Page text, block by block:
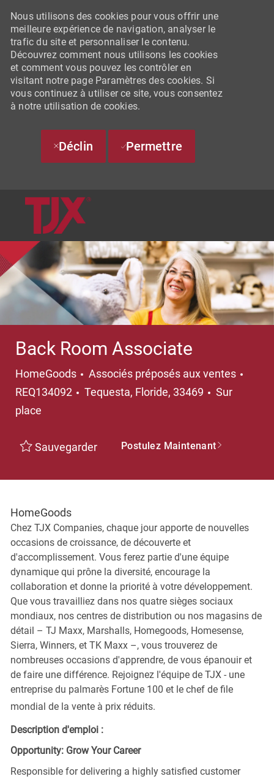
SKIP TO MAIN CONTENT
Nous utilisons des cookies pour vous offrir une
meilleure expérience de navigation, analyser le
trafic du site et personnaliser le contenu.
Découvrez comment nous utilisons les cookies
et comment vous pouvez les contrôler en
visitant notre page Paramètres des cookies. Si
vous continuez à utiliser ce site, vous consentez
à notre utilisation de cookies.
Déclin Permettre
Back Room Associate
HomeGoods Catégorie
Associés préposés aux ventes
REQ134092
Emplacement
Tequesta, Floride, 33469
Sur
place
Sauvegarder Postulez Maintenant
HomeGoods
Chez TJX Companies, chaque jour apporte de nouvelles
occasions de croissance, de découverte et
d'accomplissement. Vous ferez partie d'une équipe
dynamique qui prône la diversité, encourage la
collaboration et donne la priorité à votre développement.
Que vous travailliez dans nos quatre sièges sociaux
mondiaux, nos centres de distribution ou nos magasins de
détail – TJ Maxx, Marshalls, Homegoods, Homesense,
Sierra, Winners, et TK Maxx –, vous trouverez de
nombreuses occasions d'apprendre, de vous épanouir et
de faire une différence. Rejoignez l'équipe de TJX - une
entreprise du palmarès Fortune 100 et le chef de file
mondial de la vente à prix réduits.
Description d'emploi :
Opportunity: Grow Your Career
Responsible for delivering a highly satisfied customer